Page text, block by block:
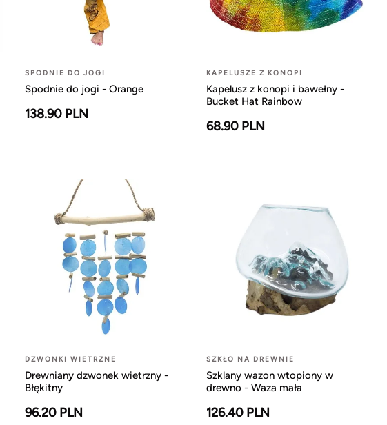
SPODNIE DO JOGI
Spodnie do jogi - Orange
138.90 PLN
KAPELUSZE Z KONOPI
Kapelusz z konopi i bawełny -
Bucket Hat Rainbow
68.90 PLN
DZWONKI WIETRZNE
Drewniany dzwonek wietrzny -
Błękitny
96.20 PLN
SZKŁO NA DREWNIE
Szklany wazon wtopiony w
drewno - Waza mała
126.40 PLN